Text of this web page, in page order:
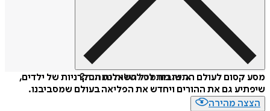
איזה פורמט לשלוח כמתנה?
מסע קסום לעולם התשובות לכל השאלות הסקרניות של ילדים,
שיפתיע גם את ההורים ויחדש את הפליאה בעולם שמסביבנו.
הצצה מהירה